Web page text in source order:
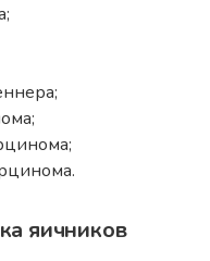
яичников